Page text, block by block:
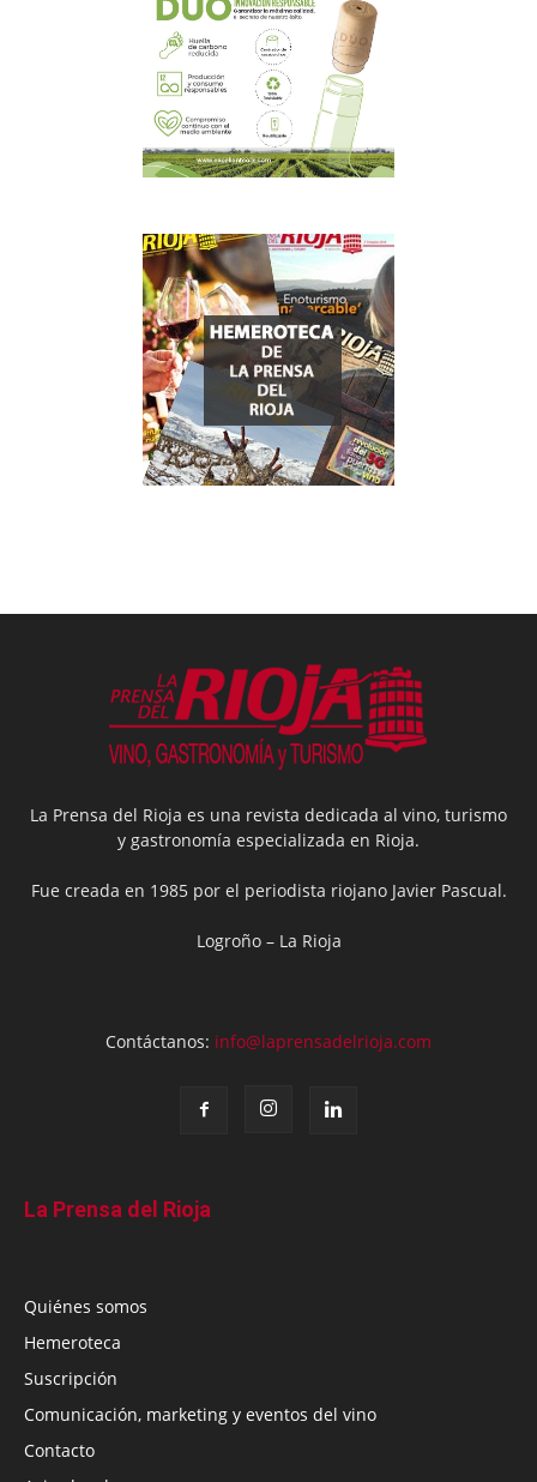
La Prensa del Rioja es una revista dedicada al vino, turismo
y gastronomía especializada en Rioja.
Fue creada en 1985 por el periodista riojano Javier Pascual.
Logroño – La Rioja
Contáctanos: info@laprensadelrioja.com
La Prensa del Rioja
Quiénes somos
Hemeroteca
Suscripción
Comunicación, marketing y eventos del vino
Contacto